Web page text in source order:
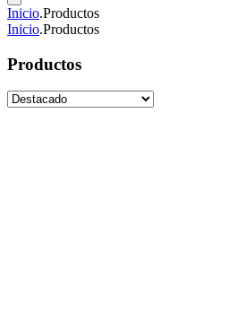
Inicio.Productos
Inicio.Productos
Productos